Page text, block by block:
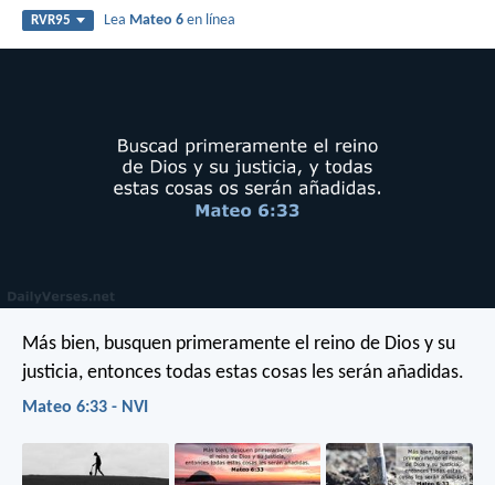
RVR95 Lea Mateo 6 en línea
Más bien, busquen primeramente el reino de Dios y su
justicia, entonces todas estas cosas les serán añadidas.
Mateo 6:33 - NVI